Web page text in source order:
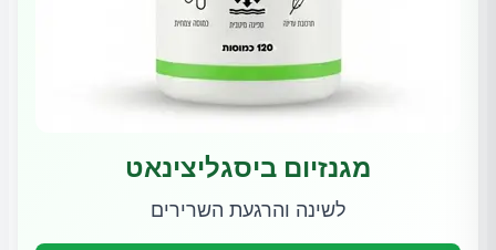
מגנזיום ביסגליצינאט
לשינה והרגעת השרירים